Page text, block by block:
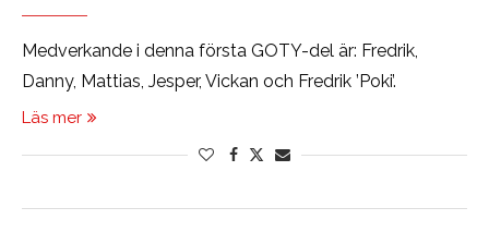
Medverkande i denna första GOTY-del är: Fredrik,
Danny, Mattias, Jesper, Vickan och Fredrik ’Poki’.
Läs mer